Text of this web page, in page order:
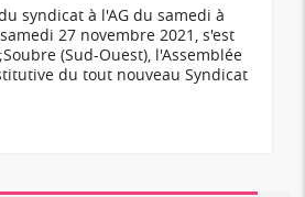
syndicat à l'AG du samedi à
27 novembre 2021, s'est
(Sud-Ouest), l'Assemblée
du tout nouveau Syndicat